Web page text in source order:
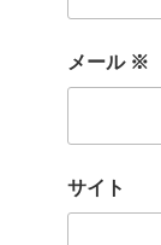
メール ※
サイト